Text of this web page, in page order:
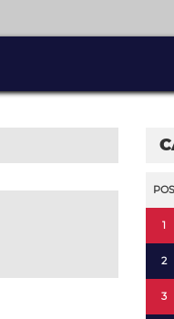
POS
1
2
3